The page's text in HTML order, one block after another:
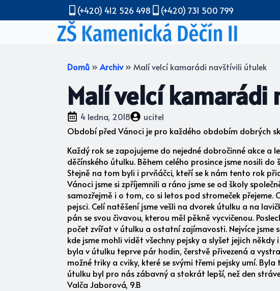
(+420) 412 526 498 (+420) 731 500 799
Domů » Archiv » Malí velcí kamarádi navštívili útulek
Malí velcí
4 ledna, 2018
ucitel
Období před Vánoci je pro každého obdobím dobrých
Každý rok se zapojujeme do nejedné dobročinné akce
děčínského útulku. Během celého prosince jsme nosili
Stejně na tom byli i prvňáčci, kteří se k nám tento rok
Vánoci jsme si zpříjemnili a ráno jsme se od školy
samozřejmě i o tom, co si letos pod stromeček
pejsci. Celí natěšení jsme vešli na dvorek útulku a na
pán se svou čivavou, kterou měl pěkně vycvičenou.
počet zvířat v útulku a ostatní zajímavosti. Nejvíce jsme
kde jsme mohli vidět všechny pejsky a slyšet jejich
byla v útulku teprve pár hodin, čerstvě přivezená a
možné triky a cviky, které se svými třemi pejsky umí.
útulku byl pro nás zábavný a stokrát lepší, než den
Valča Jaborová, 9.B